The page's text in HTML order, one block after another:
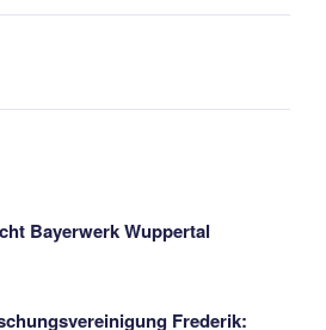
Bayerwerk Wuppertal
Frederik: